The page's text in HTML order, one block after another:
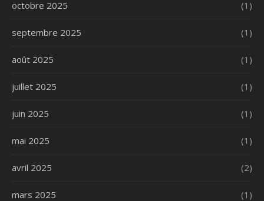
octobre 2025 (1)
septembre 2025 (1)
août 2025 (1)
juillet 2025 (1)
juin 2025 (1)
mai 2025 (1)
avril 2025 (2)
mars 2025 (1)